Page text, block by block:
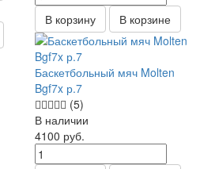
В корзину В корзине
Баскетбольный мяч Molten
Bgf7x р.7
(5)
В наличии
4100 руб.